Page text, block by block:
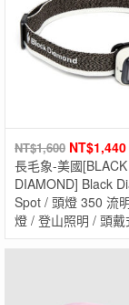
NT$1,600 NT$1,440
長毛象-美國[BLACK
DIAMOND] Black
Spot / 頭燈 350 流
燈 / 登山照明 / 頭
營防水頭燈